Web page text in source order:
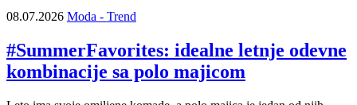
08.07.2026 Moda - Trend
#SummerFavorites: idealne letnje odevne
kombinacije sa polo majicom